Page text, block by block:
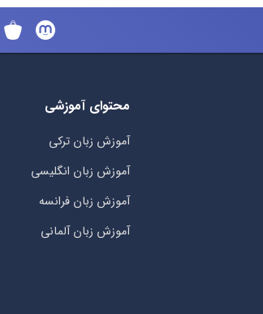
محتوای آموزشی
آموزش زبان ترکی
آموزش زبان انگلیسی
آموزش زبان فرانسه
آموزش زبان آلمانی